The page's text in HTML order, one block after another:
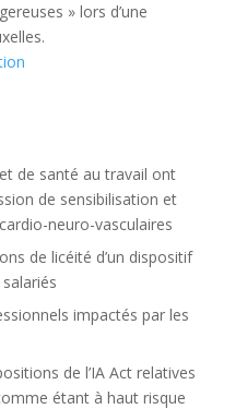
» lors d’une
de santé au travail ont
de sensibilisation et
neuro-vasculaires
de licéité d’un dispositif
impactés par les
de l’IA Act relatives
étant à haut risque